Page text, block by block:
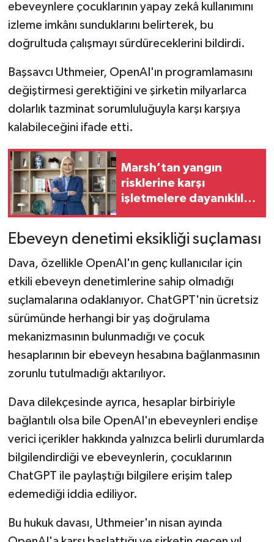
ebeveynlere çocuklarının yapay zekâ kullanımını
izleme imkânı sunduklarını belirterek, bu
doğrultuda çalışmayı sürdüreceklerini bildirdi.
Başsavcı Uthmeier, OpenAI'ın programlamasını
değiştirmesi gerektiğini ve şirketin milyarlarca
dolarlık tazminat sorumluluğuyla karşı karşıya
kalabileceğini ifade etti.
Marsh’tan yangın
risklerine karşı
işletmelere dayanıklılık
Ebeveyn denetimi eksikliği suçlaması
Dava, özellikle OpenAI'ın genç kullanıcılar için
etkili ebeveyn denetimlerine sahip olmadığı
suçlamalarına odaklanıyor. ChatGPT'nin ücretsiz
sürümünde herhangi bir yaş doğrulama
mekanizmasının bulunmadığı ve çocuk
hesaplarının bir ebeveyn hesabına bağlanmasının
zorunlu tutulmadığı aktarılıyor.
Dava dilekçesinde ayrıca, hesaplar birbiriyle
bağlantılı olsa bile OpenAI'ın ebeveynleri endişe
verici içerikler hakkında yalnızca belirli durumlarda
bilgilendirdiği ve ebeveynlerin, çocuklarının
ChatGPT ile paylaştığı bilgilere erişim talep
edemediği iddia ediliyor.
Bu hukuk davası, Uthmeier'ın nisan ayında